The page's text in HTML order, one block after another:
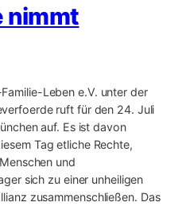
nimmt
Leben e.V. unter der
ruft für den 24. Juli
auf. Es ist davon
Tag etliche Rechte,
und
sich zu einer unheiligen
zusammenschließen. Das